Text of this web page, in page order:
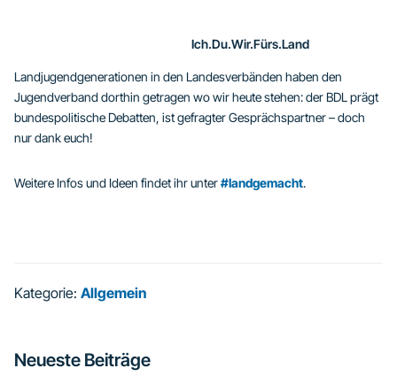
Ich.Du.Wir.Fürs.Land
Landjugendgenerationen in den Landesverbänden haben den
Jugendverband dorthin getragen wo wir heute stehen: der BDL prägt
bundespolitische Debatten, ist gefragter Gesprächspartner – doch
nur dank euch!
Weitere Infos und Ideen findet ihr unter#landgemacht.
Kategorie: Allgemein
Seitenspalte
Neueste Beiträge